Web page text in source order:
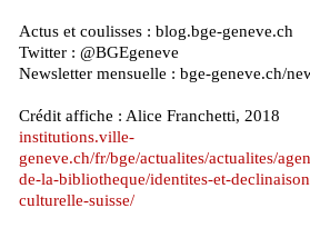
Actus et coulisses : blog.bge-geneve.ch
Twitter : @BGEgeneve
Newsletter mensuelle : bge-geneve.ch/
Crédit affiche : Alice Franchetti, 2018
institutions.ville-
geneve.ch/fr/bge/actualites/actualites/
de-la-bibliotheque/identites-et-
culturelle-suisse/